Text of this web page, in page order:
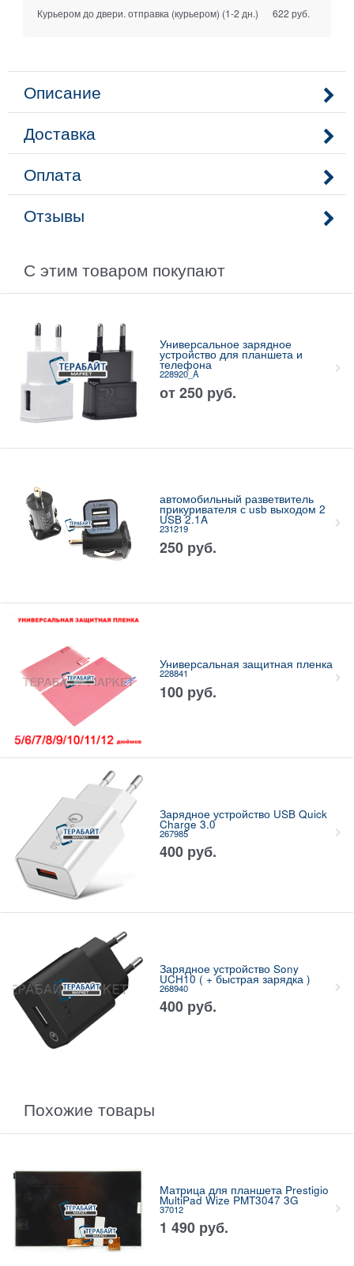
Курьером до двери. отправка (курьером) (1-2 дн.) 622 руб.
Описание
Доставка
Оплата
Отзывы
С этим товаром покупают
Универсальное зарядное
устройство для планшета и
телефона
228920_A
от 250 руб.
автомобильный разветвитель
прикуривателя с usb выходом 2
USB 2.1A
231219
250 руб.
Универсальная защитная пленка
228841
100 руб.
Зарядное устройство USB Quick
Charge 3.0
267985
400 руб.
Зарядное устройство Sony
UCH10 ( + быстрая зарядка )
268940
400 руб.
Похожие товары
Матрица для планшета Prestigio
MultiPad Wize PMT3047 3G
37012
1 490 руб.